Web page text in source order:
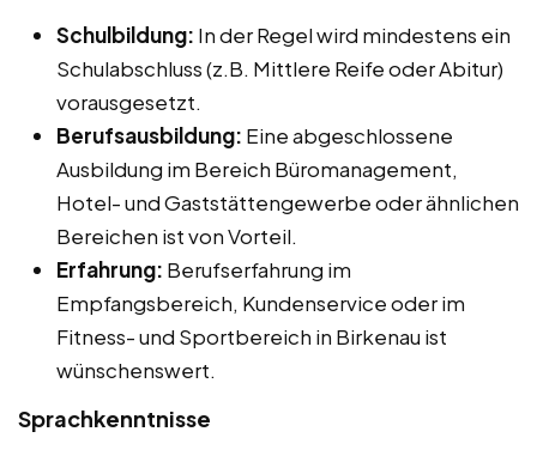
Schulbildung: In der Regel wird mindestens ein
Schulabschluss (z.B. Mittlere Reife oder Abitur)
vorausgesetzt.
Berufsausbildung: Eine abgeschlossene
Ausbildung im Bereich Büromanagement,
Hotel- und Gaststättengewerbe oder ähnlichen
Bereichen ist von Vorteil.
Erfahrung: Berufserfahrung im
Empfangsbereich, Kundenservice oder im
Fitness- und Sportbereich in Birkenau ist
wünschenswert.
Sprachkenntnisse